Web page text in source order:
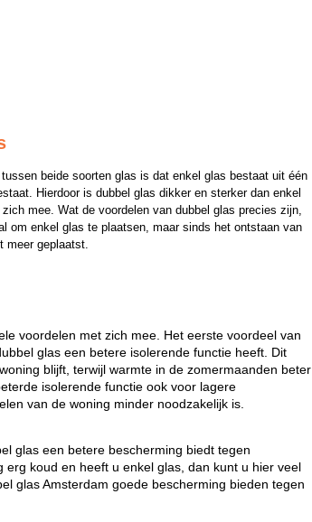
beide soorten glas is dat enkel glas bestaat uit één
Hierdoor is dubbel glas dikker en sterker dan enkel
mee. Wat de voordelen van dubbel glas precies zijn,
om enkel glas te plaatsen, maar sinds het ontstaan van
meer geplaatst.
voordelen met zich mee. Het eerste voordeel van
glas een betere isolerende functie heeft. Dit
blijft, terwijl warmte in de zomermaanden beter
isolerende functie ook voor lagere
van de woning minder noodzakelijk is.
glas een betere bescherming biedt tegen
koud en heeft u enkel glas, dan kunt u hier veel
glas Amsterdam goede bescherming bieden tegen